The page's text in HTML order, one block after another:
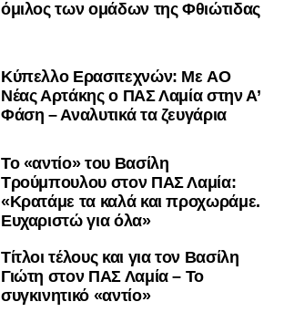
όμιλος των ομάδων της Φθιώτιδας
Kύπελλο Ερασιτεχνών: Με AO
Nέας Αρτάκης ο ΠΑΣ Λαμία στην Α’
Φάση – Αναλυτικά τα ζευγάρια
Το «αντίο» του Βασίλη
Τρούμπουλου στον ΠΑΣ Λαμία:
«Κρατάμε τα καλά και προχωράμε.
Ευχαριστώ για όλα»
Τίτλοι τέλους και για τον Βασίλη
Γιώτη στον ΠΑΣ Λαμία – Το
συγκινητικό «αντίο»